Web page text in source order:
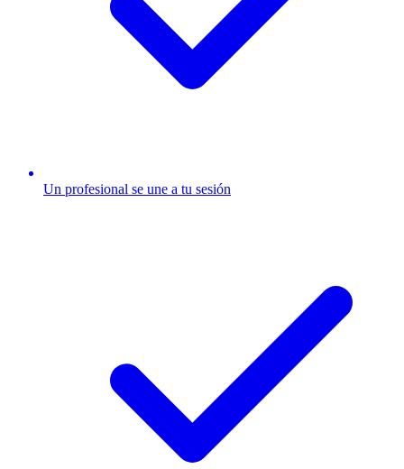
Un profesional se une a tu sesión